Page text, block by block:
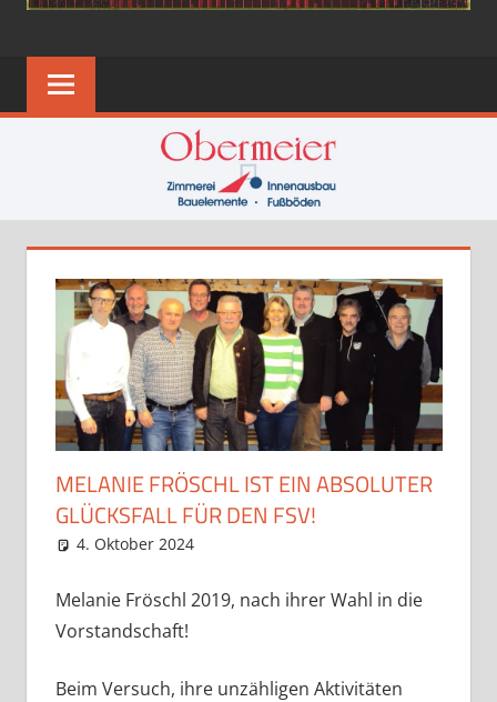
MELANIE FRÖSCHL IST EIN ABSOLUTER
GLÜCKSFALL FÜR DEN FSV!
4. Oktober 2024
Melanie Fröschl 2019, nach ihrer Wahl in die
Vorstandschaft!
Beim Versuch, ihre unzähligen Aktivitäten